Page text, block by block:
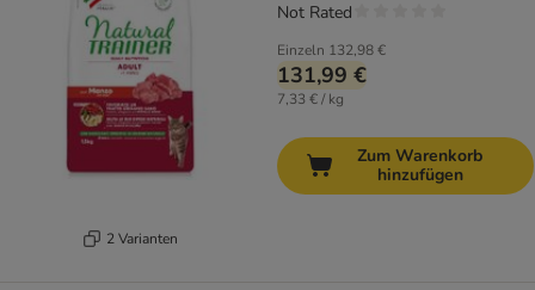
2 Varianten
Einzeln 132,98 €
131,99 €
7,33 € / kg
Not Rated
Zum Warenkorb
hinzufügen